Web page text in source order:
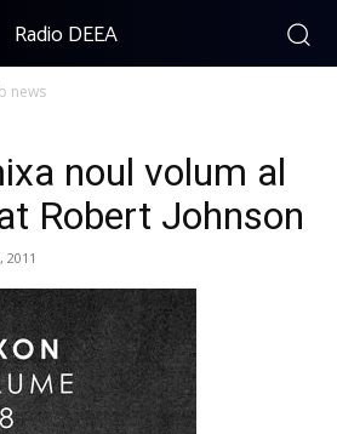
Radio DEEA
news
noul volum al
Robert Johnson
2011